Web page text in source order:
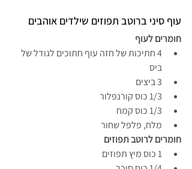
עוף סיני ברוטב תפוזים שילדים אוהבים
חומרים לעוף
4 חתיכות של חזה עוף חתוכים לגודל של
ביס
3 ביצים
1/3 כוס קורנפלור
1/3 כוס קמח
מלח, פלפל שחור
חומרים לרוטב תפוזים
1 כוס מיץ תפוזים